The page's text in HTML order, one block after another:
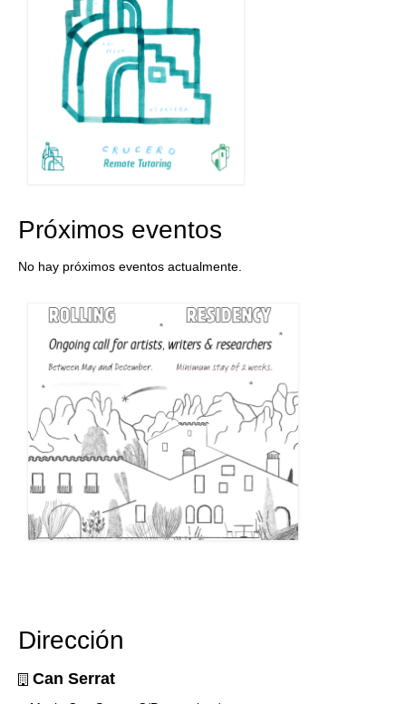
Próximos eventos
No hay próximos eventos actualmente.
Dirección
Can Serrat